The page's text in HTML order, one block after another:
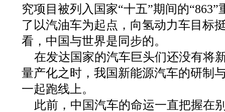
究项目被列入国家“十五”期间的
了以汽油车为起点，向氢动力车目标
看，中国与世界是同步的。
在发达国家的汽车巨头们还没有将
量产化之时，我国新能源汽车的研制
一起跑线上。
此前，中国汽车的命运一直把握在